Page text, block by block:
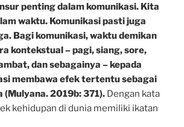
penting dalam komunikasi. Kita
waktu. Komunikasi pasti juga
Bagi komunikasi, waktu demikan
kontekstual – pagi, siang, sore,
dan sebagainya – kepada
membawa efek tertentu sebagai
(Mulyana. 2019b: 371). Dengan kata
kehidupan di dunia memiliki ikatan